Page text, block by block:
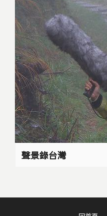
聲景錄台灣